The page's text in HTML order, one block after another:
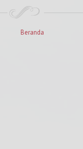
Beranda